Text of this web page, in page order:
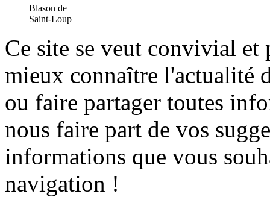
Blason de
Saint-Loup
Ce site se veut convivial et
mieux connaître l'actualité
ou faire partager toutes
nous faire part de vos
informations que vous
navigation !